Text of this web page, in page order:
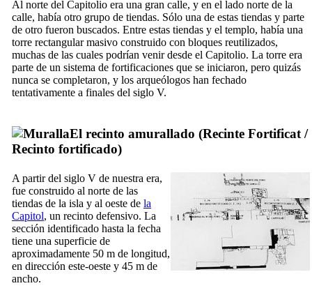
Al norte del Capitolio era una gran calle, y en el lado norte de la
calle, había otro grupo de tiendas. Sólo una de estas tiendas y parte
de otro fueron buscados. Entre estas tiendas y el templo, había una
torre rectangular masivo construido con bloques reutilizados,
muchas de las cuales podrían venir desde el Capitolio. La torre era
parte de un sistema de fortificaciones que se iniciaron, pero quizás
nunca se completaron, y los arqueólogos han fechado
tentativamente a finales del siglo V.
El recinto amurallado (Recinte Fortificat /
Recinto fortificado)
A partir del siglo V de nuestra era,
fue construido al norte de las
tiendas de la isla y al oeste de la
Capitol, un recinto defensivo. La
sección identificado hasta la fecha
tiene una superficie de
aproximadamente 50 m de longitud,
en dirección este-oeste y 45 m de
ancho.